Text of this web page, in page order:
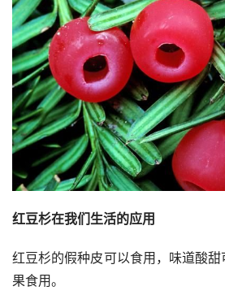
红豆杉在我们生活的应用
红豆杉的假种皮可以食用，味道酸
果食用。